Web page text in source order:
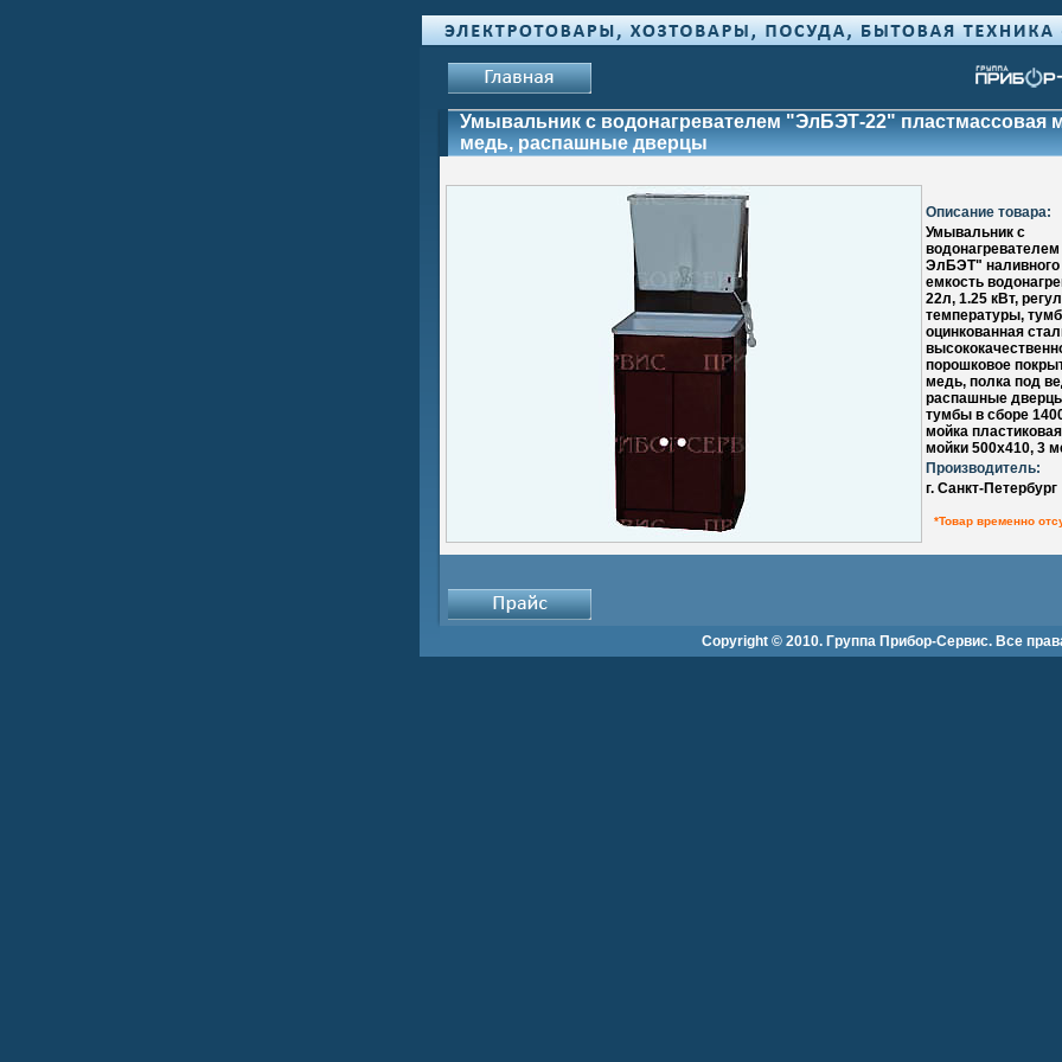
Умывальник с водонагревателем "ЭлБЭТ-22" пластмассовая
медь, распашные дверцы
Описание товара:
Умывальник с
ЭлБЭТ" наливного
емкость
22л, 1.25 кВт,
температуры,
оцинкованная
порошковое
медь, полка под
распашные
тумбы в сборе
мойка
мойки 500х410, 3
Производитель:
г. Санкт-Петербург
*Товар временно
Copyright © 2010. Группа Прибор-Сервис. Все